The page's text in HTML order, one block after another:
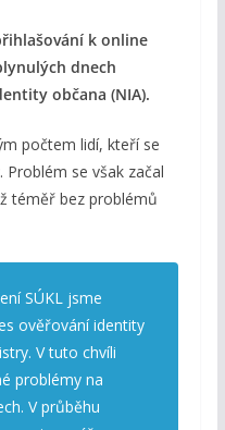
k online
dnech
občana (NIA).
počtem lidí, kteří se
se však začal
téměř bez problémů
SÚKL jsme
ověřování identity
V tuto chvíli
problémy na
V průběhu